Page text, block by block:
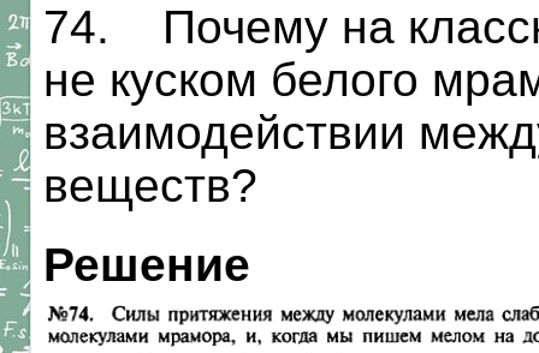
74. Почему на
не куском белого
взаимодействии
веществ?
Решение